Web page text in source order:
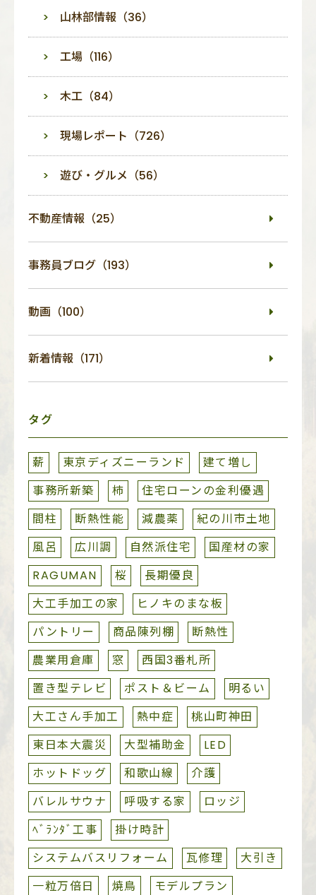
山林部情報（36）
工場（116）
木工（84）
現場レポート（726）
遊び・グルメ（56）
不動産情報（25）
事務員ブログ（193）
動画（100）
新着情報（171）
タグ
薪 東京ディズニーランド
建て増し
事務所新築
柿
住宅ローンの金利優遇
間柱
断熱性能 減農薬
紀の川市土地
風呂
広川調 自然派住宅
国産材の家
RAGUMAN
桜
長期優良
大工手加工の家
ヒノキのまな板
パントリー
商品陳列棚
断熱性
農業用倉庫
窓
西国3番札所
置き型テレビ
ポスト＆ビーム
明るい
大工さん手加工
熱中症
桃山町神田
東日本大震災
大型補助金
LED
ホットドッグ
和歌山線
介護
バレルサウナ
呼吸する家
ロッジ
ﾍﾞﾗﾝﾀﾞ工事
掛け時計
システムバスリフォーム
瓦修理
大引き
一粒万倍日
焼鳥
モデルプラン